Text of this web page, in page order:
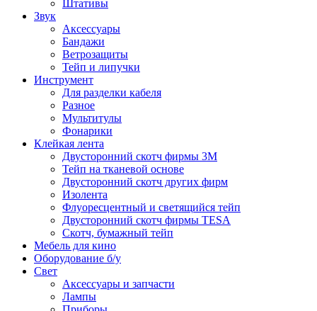
Штативы
Звук
Аксессуары
Бандажи
Ветрозащиты
Тейп и липучки
Инструмент
Для разделки кабеля
Разное
Мультитулы
Фонарики
Клейкая лента
Двусторонний скотч фирмы 3M
Тейп на тканевой основе
Двусторонний скотч других фирм
Изолента
Флуоресцентный и светящийся тейп
Двусторонний скотч фирмы TESA
Скотч, бумажный тейп
Мебель для кино
Оборудование б/у
Свет
Аксессуары и запчасти
Лампы